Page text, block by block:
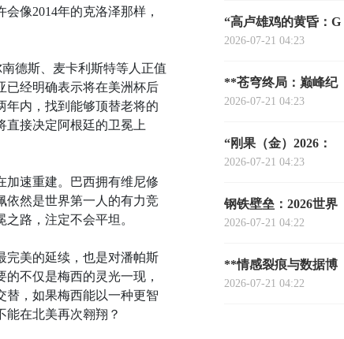
像2014年的克洛泽那样，
德斯、麦卡利斯特等人正值
已经明确表示将在美洲杯后
年内，找到能够顶替老将的
直接决定阿根廷的卫冕上
加速重建。巴西拥有维尼修
依然是世界第一人的有力竞
路，注定不会平坦。
完美的延续，也是对潘帕斯
不仅是梅西的灵光一现，
替，如果梅西能以一种更智
在北美再次翱翔？
“高卢雄鸡的黄昏：G
组权力版图的重组与
2026-07-21 04:23
**苍穹终局：巅峰纪
元·不灭之冠**
2026-07-21 04:23
“刚果（金）2026：
赤道雄狮再踏征途”
2026-07-21 04:23
钢铁壁垒：2026世界
杯小组赛防守体系的
2026-07-21 04:22
**情感裂痕与数据博
弈：2026世界杯舆论
2026-07-21 04:22